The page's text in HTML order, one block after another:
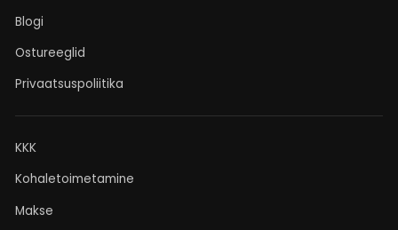
Blogi
Ostureeglid
Privaatsuspoliitika
KKK
Kohaletoimetamine
Makse